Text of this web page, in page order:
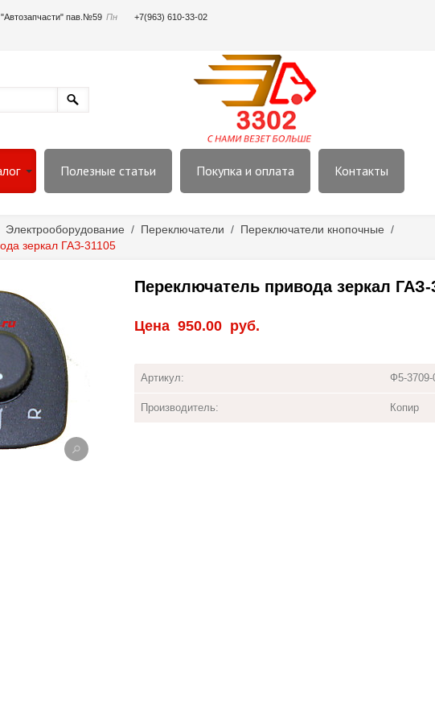
пав.№59 Пн
+7(963) 610-33-02
Полезные статьи Покупка и оплата Контакты
Электрооборудование / Переключатели / Переключатели кнопочные /
зеркал ГАЗ-31105
Переключатель привода зеркал ГАЗ-
Цена 950.00 руб.
Артикул: Ф5-3709-
Производитель: Копир